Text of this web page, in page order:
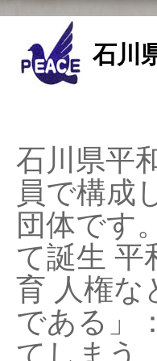
石川
石川県平
員で構成
団体です
て誕生 平
育 人権な
である」
てしまう